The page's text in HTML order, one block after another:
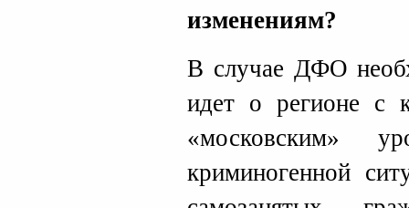
изменениям?
В случае ДФО
идет о регионе с
«московским»
криминогенной